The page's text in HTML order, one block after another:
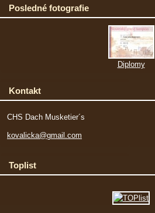
Posledné fotografie
Diplomy
Kontakt
CHS Dach Musketier´s
kovalicka@gmail.com
Toplist